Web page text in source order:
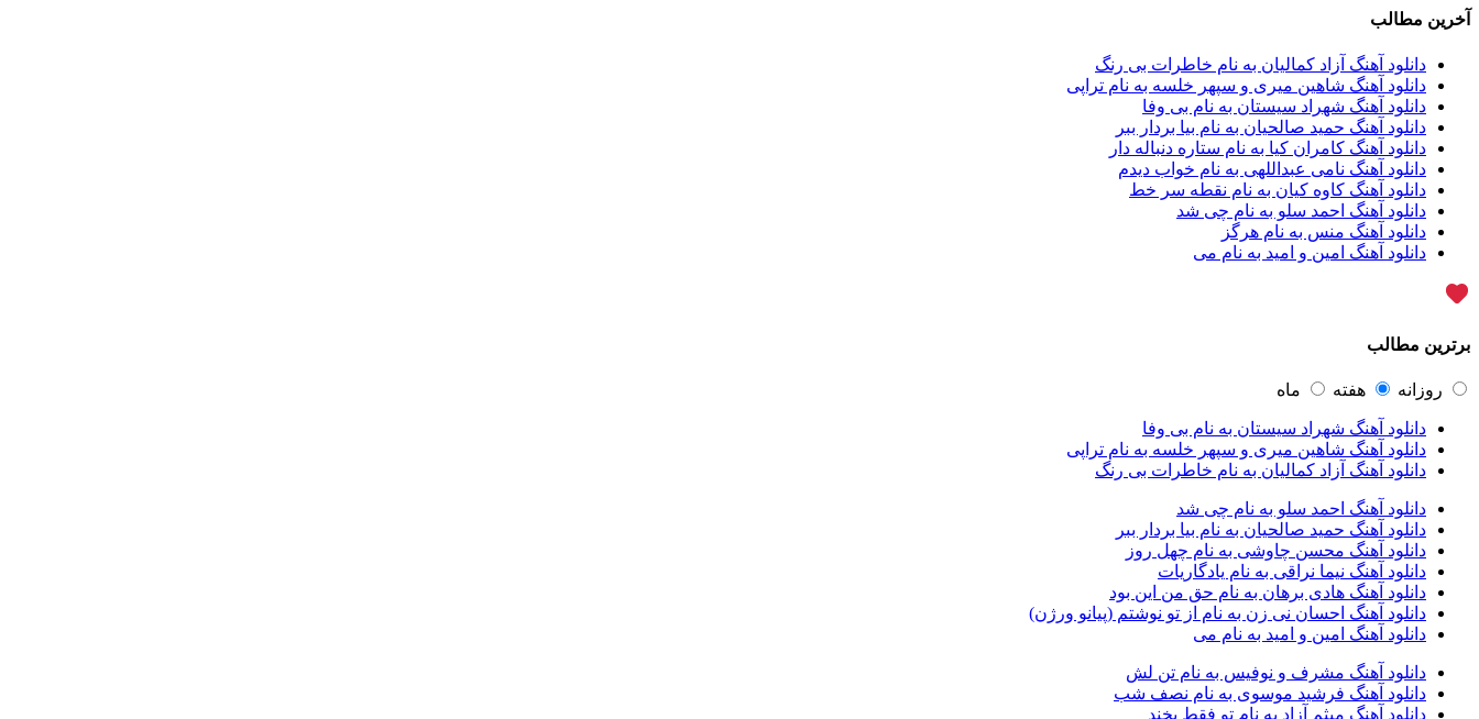
آراد عباسی
آراز
آراز آرا
آراز المان2
آراز نصیری1
آراکو1
آراکوم3
آران2
آران براتی1
آران براتی و ایمان حمیدی1
آران، مُوِرس و وینتِرس1
آرپژ1
آرتا1
آرتان گادلی
آرتين شاهوران1
آرتین1
آرتین بهادری12
آرتین سلیمانی1
آرسام1
آرسام سالار1
آرسین2
آرش AP1
آرش AP و مسیح
29
آرش آج1
آرش آرام1
آرش ای پی
آرش تشکری1
آرش جلالی و آقا فرا1
آخرین مطالب
دانلود آهنگ آزاد کمالیان به نام خاطرات بی رنگ
دانلود آهنگ شاهین میری و سپهر خلسه به نام تراپی
دانلود آهنگ شهراد سیستان به نام بی وفا
دانلود آهنگ حمید صالحیان به نام بیا بردار ببر
دانلود آهنگ کامران کیا به نام ستاره دنباله دار
دانلود آهنگ نامی عبداللهی به نام خواب دیدم
دانلود آهنگ کاوه کیان به نام نقطه سر خط
دانلود آهنگ احمد سلو به نام چی شد
دانلود آهنگ منس به نام هرگز
دانلود آهنگ امین و امید به نام می
برترین مطالب
روزانه هفته ماه
دانلود آهنگ شهراد سیستان به نام بی وفا
دانلود آهنگ شاهین میری و سپهر خلسه به نام تراپی
دانلود آهنگ آزاد کمالیان به نام خاطرات بی رنگ
دانلود آهنگ احمد سلو به نام چی شد
دانلود آهنگ حمید صالحیان به نام بیا بردار ببر
دانلود آهنگ محسن چاوشی به نام چهل روز
دانلود آهنگ نیما نراقی به نام یادگاریات
دانلود آهنگ هادی برهان به نام حق من این بود
دانلود آهنگ احسان نی زن به نام از تو نوشتم (پیانو ورژن)
دانلود آهنگ امین و امید به نام می
دانلود آهنگ مشرف و نوفیس به نام تن لش
دانلود آهنگ فرشید موسوی به نام نصف شب
دانلود آهنگ میثم آزاد به نام تو فقط بخند